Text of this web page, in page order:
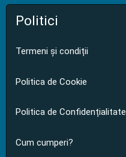
Politici
Termeni și condiții
Politica de Cookie
Politica de Confidențialitate
Cum cumperi?